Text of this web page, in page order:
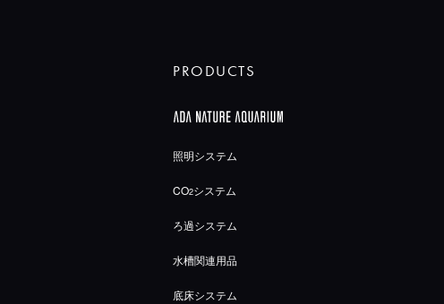
PRODUCTS
照明システム
CO2システム
ろ過システム
水槽関連用品
底床システム